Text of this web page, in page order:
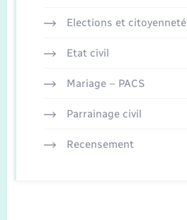
Elections et citoyenneté
Etat civil
Mariage – PACS
Parrainage civil
Recensement